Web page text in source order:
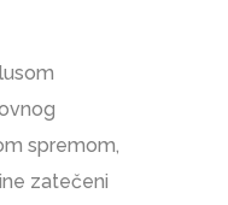
spremom,
zatečeni